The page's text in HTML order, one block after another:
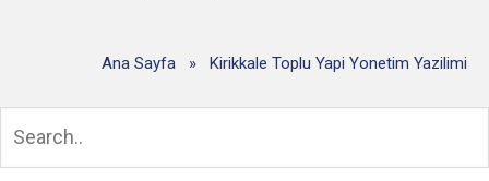
Ana Sayfa » Kirikkale Toplu Yapi Yonetim Yazilimi